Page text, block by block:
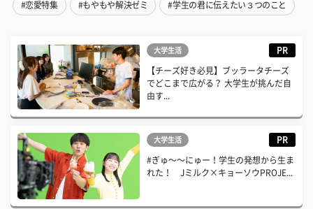
#恋愛特集 #もやもや解決ゼミ #学生の君に伝えたい３つのこと
大学生活 PR
【チーズ好き必見】ブッラータチーズ
でどこまで広がる？ 大学生が挑んだ自
由す...
大学生活 PR
#ぎゅ〜〜にゅー！学生の発想から生ま
れた！ Jミルク×キョーソウPROJE...